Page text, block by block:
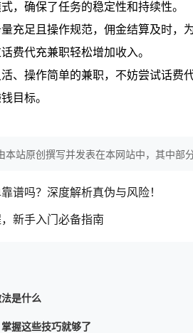
，确保了任务的稳定性和持续性。
充足且操作规范，佣金结算及时，
费代充兼职轻松增加收入。
、操作简单的兼职，不妨尝试话费
目标。
本站原创撰写并发表在本网站中，其中部
谱吗？深度解析真伪与风险！
新手入门必备指南
是什么
握这些技巧就够了